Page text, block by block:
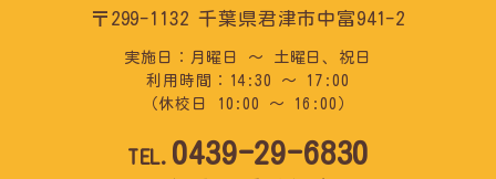
〒299-1132千葉県君津市中富941-2
実施日：月曜日 ～ 土曜日、祝日
利用時間：14:30 ～ 17:00
（休校日 10:00 ～ 16:00）
TEL. 0439-29-6830